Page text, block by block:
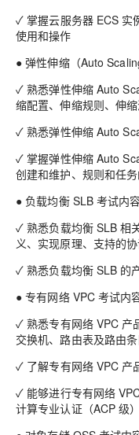
✓ 掌握云服务器 ECS 实
使用和操作
● 弹性伸缩（Auto
✓ 熟悉弹性伸缩 Auto
缩配置、伸缩规则、伸
✓ 熟悉弹性伸缩 Auto
✓ 掌握弹性伸缩 Auto
创建和维护、规则和任
● 负载均衡 SLB 考试内容
✓ 熟悉负载均衡 SLB 相
义、实现原理、支持的
✓ 熟悉负载均衡 SLB 的
● 专有网络 VPC 考试内容
✓ 熟悉专有网络 VPC 产
交换机、路由表及路由条
✓ 了解专有网络 VPC 产
✓ 能够进行专有网络
计算专业认证（ACP 级）